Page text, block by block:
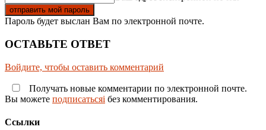
Пароль будет выслан Вам по электронной почте.
ОСТАВЬТЕ ОТВЕТ
Войдите, чтобы оставить комментарий
Получать новые комментарии по электронной почте.
Вы можете подписатьсяi без комментирования.
Ссылки